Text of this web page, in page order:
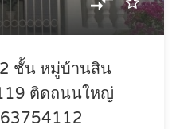
ชั้น หมู่บ้านสิน
ติดถนนใหญ่